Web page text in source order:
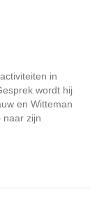
in
wordt hij
en Witteman
naar zijn